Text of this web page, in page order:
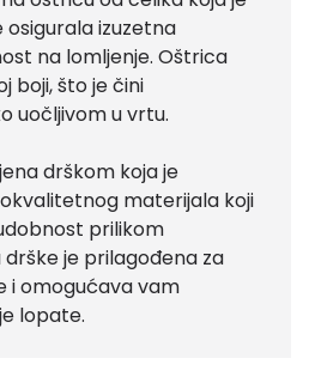
osigurala izuzetna
na lomljenje. Oštrica
boji, što je čini
uočljivom u vrtu.
drškom koja je
materijala koji
prilikom
drške je prilagođena za
i omogućava vam
lopate.